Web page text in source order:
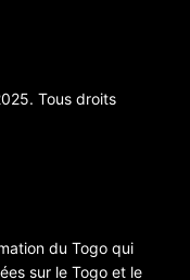
Tous droits
du Togo qui
sur le Togo et le